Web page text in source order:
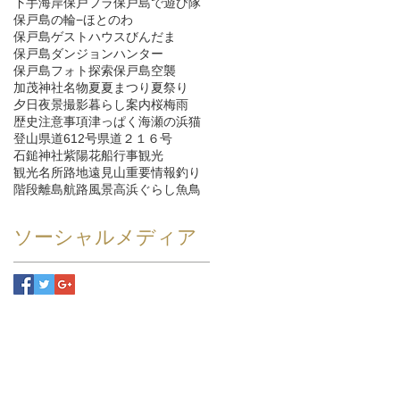
保戸島の輪−ほとのわ
保戸島ゲストハウスびんだま
保戸島ダンジョンハンター
保戸島フォト探索保戸島空襲
加茂神社名物夏夏まつり 夏祭り
夕日夜景撮影暮らし案内桜梅雨
歴史注意事項津っぱく 海瀬の浜猫
登山県道612号県道２１６号
石鎚神社紫陽花船行事観光
観光名所路地遠見山重要情報釣り
階段離島航路 風景高浜ぐらし魚鳥
ソーシャルメディア